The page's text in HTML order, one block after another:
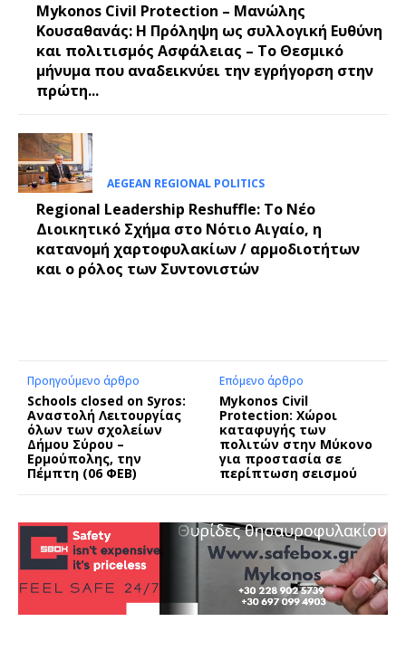
Mykonos Civil Protection – Μανώλης
Κουσαθανάς: Η Πρόληψη ως συλλογική Ευθύνη
και πολιτισμός Ασφάλειας – Το Θεσμικό
μήνυμα που αναδεικνύει την εγρήγορση στην
πρώτη...
AEGEAN REGIONAL POLITICS
Regional Leadership Reshuffle: Το Νέο
Διοικητικό Σχήμα στο Νότιο Αιγαίο, η
κατανομή χαρτοφυλακίων / αρμοδιοτήτων
και ο ρόλος των Συντονιστών
Προηγούμενο άρθρο
Schools closed on Syros:
Αναστολή Λειτουργίας
όλων των σχολείων
Δήμου Σύρου –
Ερμούπολης, την
Πέμπτη (06 ΦΕΒ)
Επόμενο άρθρο
Mykonos Civil
Protection: Χώροι
καταφυγής των
πολιτών στην Μύκονο
για προστασία σε
περίπτωση σεισμού